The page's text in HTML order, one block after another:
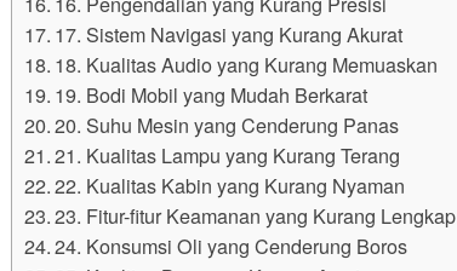
17. Sistem Navigasi yang Kurang Akurat
18. Kualitas Audio yang Kurang Memuaskan
19. Bodi Mobil yang Mudah Berkarat
20. Suhu Mesin yang Cenderung Panas
21. Kualitas Lampu yang Kurang Terang
22. Kualitas Kabin yang Kurang Nyaman
23. Fitur-fitur Keamanan yang Kurang Lengkap
24. Konsumsi Oli yang Cenderung Boros